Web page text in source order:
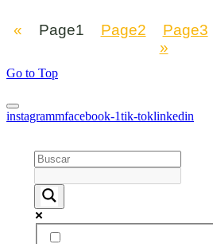
« Page1 Page2 Page3
»
Go to Top
instagrammfacebook-1tik-toklinkedin